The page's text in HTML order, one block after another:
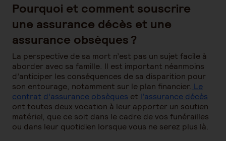
Pourquoi et comment souscrire
une assurance décès et une
assurance obsèques ?
La perspective de sa mort n’est pas un sujet facile à
aborder avec sa famille. Il est important néanmoins
d’anticiper les conséquences de sa disparition pour
son entourage, notamment sur le plan financier. Le
contrat d’assurance obsèques et l’assurance décès
ont toutes deux vocation à leur apporter un soutien
matériel, que ce soit dans le cadre de vos funérailles
ou dans leur quotidien lorsque vous ne serez plus là.